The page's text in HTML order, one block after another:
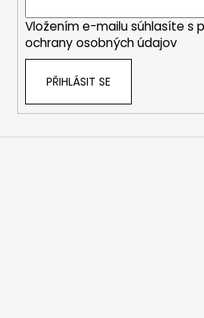
Vložením e-mailu súhlasíte s
ochrany osobných údajov
PŘIHLÁSIT SE